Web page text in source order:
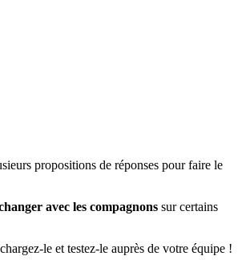
propositions de réponses pour faire le
avec les compagnons sur certains
le et testez-le auprès de votre équipe !